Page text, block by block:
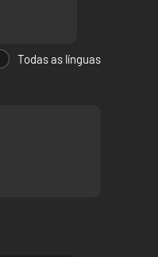
Todas as línguas